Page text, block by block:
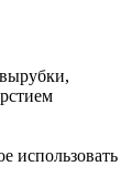
использовать